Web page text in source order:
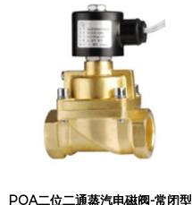
POA二位二通蒸汽电磁阀-常闭型